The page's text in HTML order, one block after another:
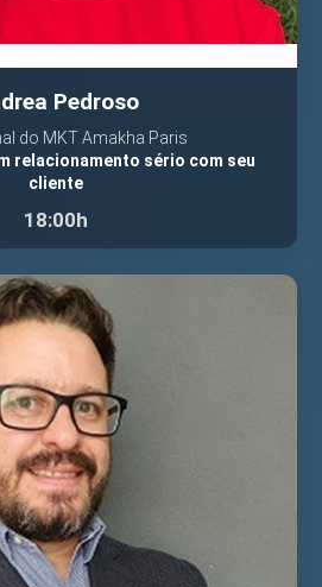
Pedroso
do MKT Amakha Paris
relacionamento sério com seu
cliente
18:00h
PALESTRANTE